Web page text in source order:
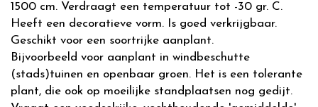
1500 cm. Verdraagt een temperatuur tot -30 gr. C.
Heeft een decoratieve vorm. Is goed verkrijgbaar.
Geschikt voor een soortrijke aanplant.
Bijvoorbeeld voor aanplant in windbeschutte
(stads)tuinen en openbaar groen. Het is een tolerante
plant, die ook op moeilijke standplaatsen nog gedijt.